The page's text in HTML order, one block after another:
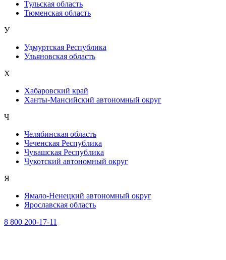
Тульская область
Тюменская область
У
Удмуртская Республика
Ульяновская область
Х
Хабаровский край
Ханты-Мансийский автономный округ
Ч
Челябинская область
Чеченская Республика
Чувашская Республика
Чукотский автономный округ
Я
Ямало-Ненецкий автономный округ
Ярославская область
8 800 200-17-11